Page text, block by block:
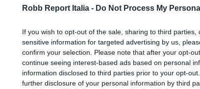
Robb Report Italia - Do Not Process My
If you wish to opt-out of the sale, sharing to third
sensitive information for targeted advertising by us,
confirm your selection. Please note that after your opt-
continue seeing interest-based ads based on personal
information disclosed to third parties prior to your opt-
further disclosure of your personal information by third
le tasse.
preziosi a livello globale